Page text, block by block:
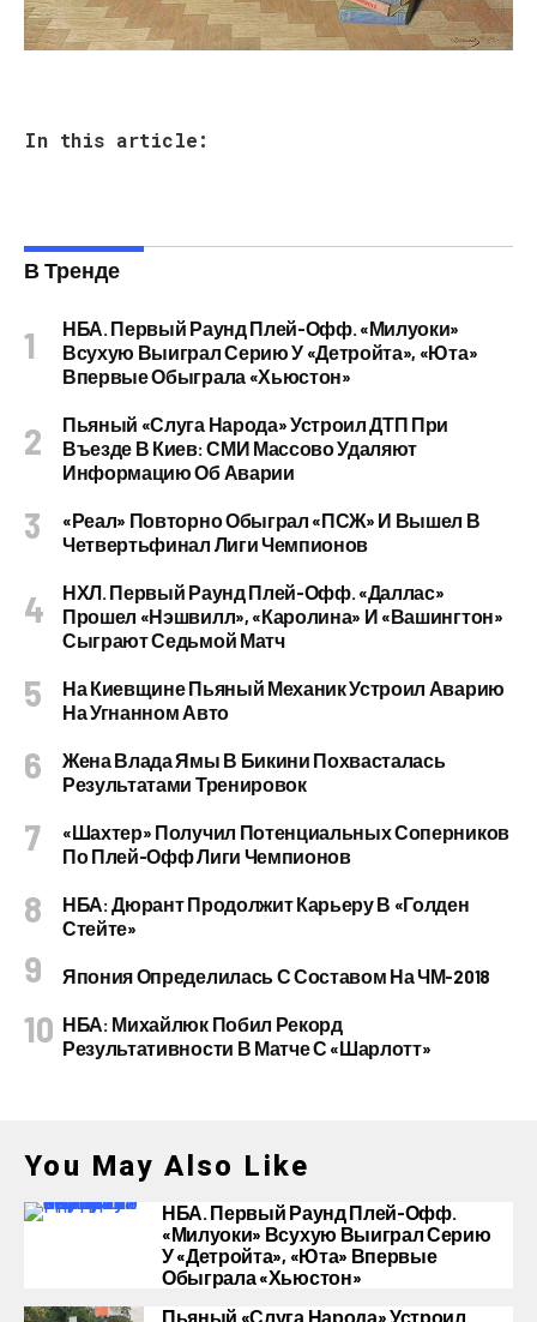
In this article:
В Тренде
НБА. Первый Раунд Плей-Офф. «Милуоки»
Всухую Выиграл Серию У «Детройта», «Юта»
Впервые Обыграла «Хьюстон»
Пьяный «слуга Народа» Устроил ДТП При
Въезде В Киев: СМИ Массово Удаляют
Информацию Об Аварии
«Реал» Повторно Обыграл «ПСЖ» И Вышел В
Четвертьфинал Лиги Чемпионов
НХЛ. Первый Раунд Плей-Офф. «Даллас»
Прошел «Нэшвилл», «Каролина» И «Вашингтон»
Сыграют Седьмой Матч
На Киевщине Пьяный Механик Устроил Аварию
На Угнанном Авто
Жена Влада Ямы В Бикини Похвасталась
Результатами Тренировок
«Шахтер» Получил Потенциальных Соперников
По Плей-Офф Лиги Чемпионов
НБА: Дюрант Продолжит Карьеру В «Голден
Стейте»
Япония Определилась С Составом На ЧМ-2018
НБА: Михайлюк Побил Рекорд
Результативности В Матче С «Шарлотт»
You May Also Like
НБА. Первый Раунд Плей-Офф.
«Милуоки» Всухую Выиграл Серию
У «Детройта», «Юта» Впервые
Обыграла «Хьюстон»
Пьяный «слуга Народа» Устроил